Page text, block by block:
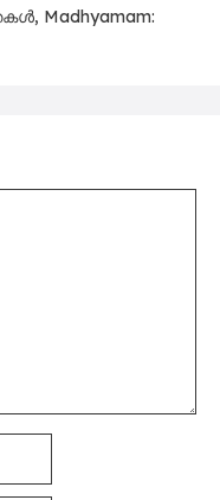
, Madhyamam: